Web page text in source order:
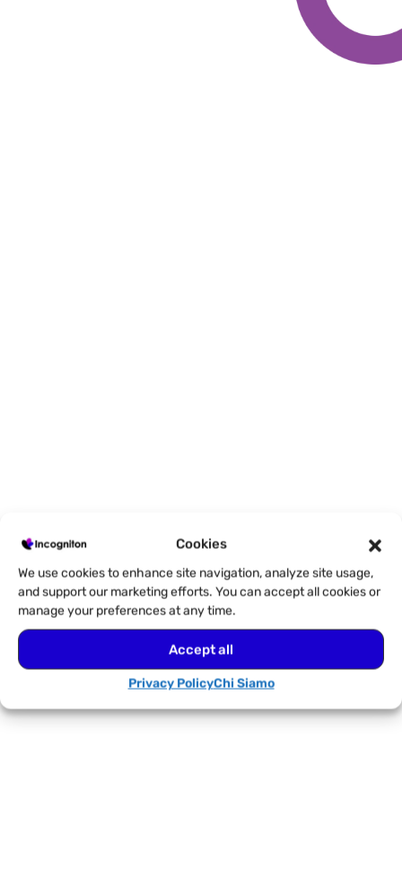
Cookies
We use cookies to enhance site navigation, analyze site usage,
and support our marketing efforts. You can accept all cookies or
manage your preferences at any time.
Accept all
Privacy PolicyChi Siamo